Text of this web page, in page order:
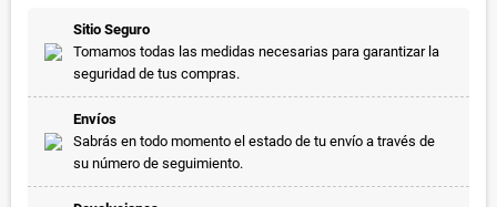
Sitio Seguro
Tomamos todas las medidas necesarias para garantizar la
seguridad de tus compras.
Envíos
Sabrás en todo momento el estado de tu envío a través de
su número de seguimiento.